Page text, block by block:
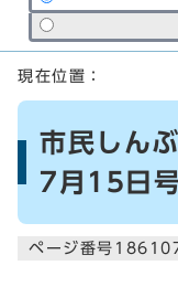
ここから本文です
現在位置：
市民しん
7月15日
ページ番号